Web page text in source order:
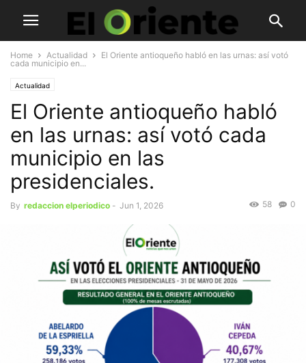
Home Actualidad
El Oriente antioqueño habló en las urnas: así votó
cada municipio en...
Actualidad
El Oriente antioqueño habló
en las urnas: así votó cada
municipio en las
presidenciales.
By redaccion elperiodico - Jun 1, 2026 0
58